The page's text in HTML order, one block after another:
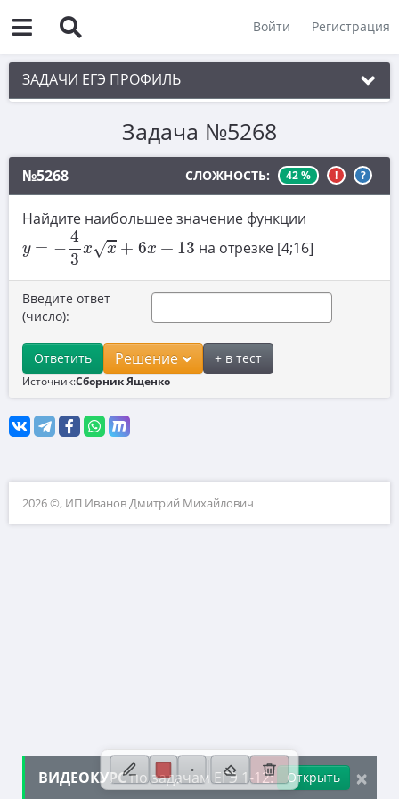
Войти Регистрация
ЗАДАЧИ ЕГЭ ПРОФИЛЬ
1. Планиметрия
2. Векторы
3. Стереометрия
4. Классическое определение вероятности
5. Теория вероятностей
7. Нахождение значений выражений
8. Производная
9. Задачи прикладного содержания
10. Текстовые задачи
12. Исследование функций
13. Сложные уравнения
Задача №5268
№5268 СЛОЖНОСТЬ: 42 % ! ?
Найдите наибольшее значение функции
y = −
4
3
x√x + 6x + 13
y=−43xx+6x+13
на отрезке [4;16]
Введите ответ
(число):
Ответить Решение + в тест
Источник:Сборник Ященко
2026 ©, ИП Иванов Дмитрий Михайлович
×
ВИДЕОКУРСпо задачам ЕГЭ 1-12: Открыть